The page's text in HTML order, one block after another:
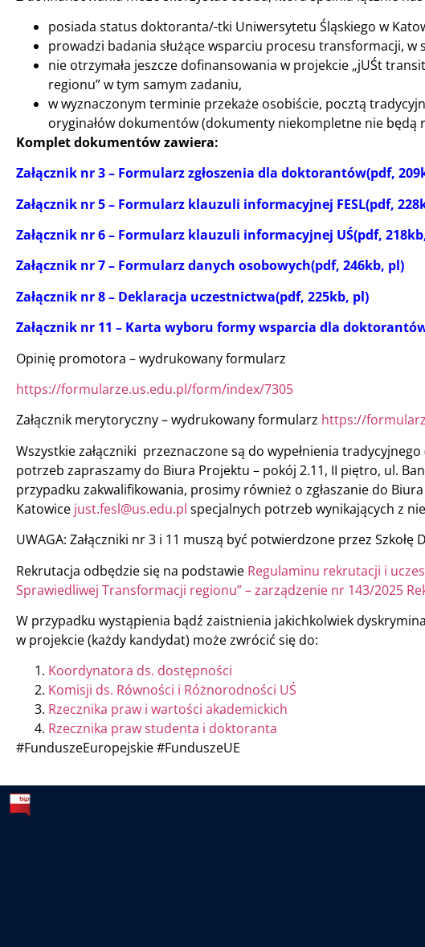
posiada status doktoranta/-tki Uniwersytetu Śląskiego w
prowadzi badania służące wsparciu procesu transformacji,
nie otrzymała jeszcze dofinansowania w projekcie „jUŚt
regionu” w tym samym zadaniu,
w wyznaczonym terminie przekaże osobiście, pocztą
oryginałów dokumentów (dokumenty niekompletne nie będą
Komplet dokumentów zawiera:
Załącznik nr 3 – Formularz zgłoszenia dla doktorantów(pdf,
Załącznik nr 5 – Formularz klauzuli informacyjnej FESL(pdf,
Załącznik nr 6 – Formularz klauzuli informacyjnej UŚ(pdf,
Załącznik nr 7 – Formularz danych osobowych(pdf, 246kb, pl)
Załącznik nr 8 – Deklaracja uczestnictwa(pdf, 225kb, pl)
Załącznik nr 11 – Karta wyboru formy wsparcia dla
Opinię promotora – wydrukowany formularz
https://formularze.us.edu.pl/form/index/7305
Załącznik merytoryczny – wydrukowany formularz https://
Wszystkie załączniki przeznaczone są do wypełnienia
potrzeb zapraszamy do Biura Projektu – pokój 2.11, II piętro, ul.
przypadku zakwalifikowania, prosimy również o zgłaszanie do
Katowice just.fesl@us.edu.pl specjalnych potrzeb wynikających z
UWAGA: Załączniki nr 3 i 11 muszą być potwierdzone przez Szkołę
Rekrutacja odbędzie się na podstawie Regulaminu rekrutacji i
Sprawiedliwej Transformacji regionu” – zarządzenie nr 143/2025
W przypadku wystąpienia bądź zaistnienia jakichkolwiek
w projekcie (każdy kandydat) może zwrócić się do:
Koordynatora ds. dostępności
Komisji ds. Równości i Różnorodności UŚ
Rzecznika praw i wartości akademickich
Rzecznika praw studenta i doktoranta
#FunduszeEuropejskie #FunduszeUE